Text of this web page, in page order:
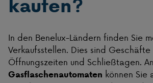
In den Benelux-Ländern finden Sie
Verkaufsstellen. Dies sind Geschäfte
Öffnungszeiten und Schließtagen.
Gasflaschenautomaten können Sie